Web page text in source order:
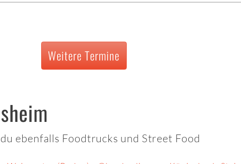
Weitere Termine
ebenfalls Foodtrucks und Street Food